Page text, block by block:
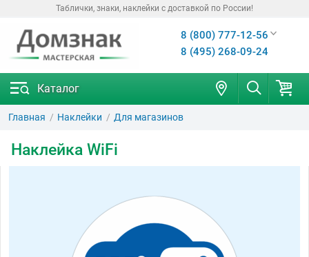
Таблички, знаки, наклейки с доставкой по России!
8 (800) 777-12-56
8 (495) 268-09-24
Каталог
Главная Наклейки Для магазинов
Наклейка WiFi